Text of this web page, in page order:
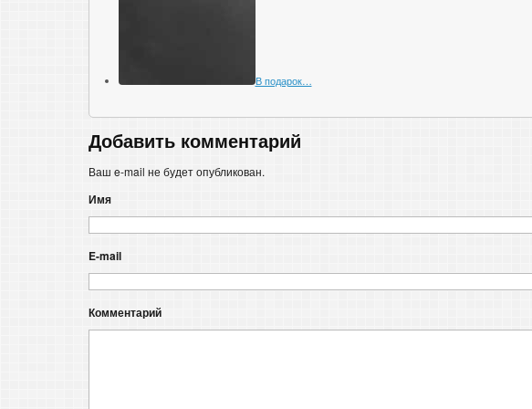
В подарок…
Добавить комментарий
Ваш e-mail не будет опубликован.
Имя
E-mail
Комментарий